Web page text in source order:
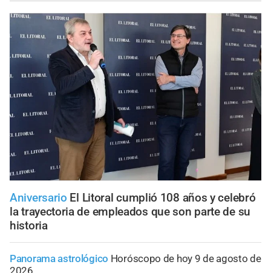
Aniversario El Litoral cumplió 108 años y celebró
la trayectoria de empleados que son parte de su
historia
Panorama astrológico Horóscopo de hoy 9 de agosto de